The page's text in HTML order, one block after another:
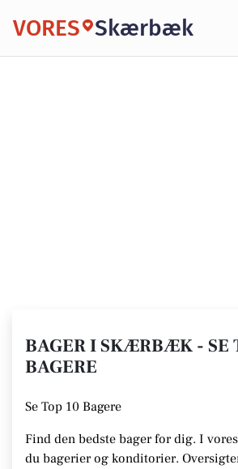
VORES Skærbæk
BAGER I SKÆRBÆK - SE
BAGERE
Se Top 10 Bagere
Find den bedste bager for dig. I
du bagerier og konditorier.